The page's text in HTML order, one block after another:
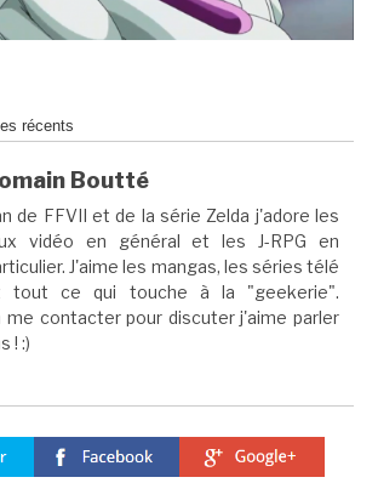
récents
Boutté
de FFVII et de la série Zelda j'adore les
vidéo en général et les J-RPG en
J'aime les mangas, les séries télé
tout ce qui touche à la "geekerie".
me contacter pour discuter j'aime parler
! :)